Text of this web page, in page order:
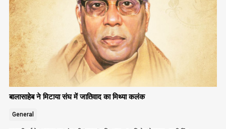
बालासाहेब ने मिटाया संघ में जातिवाद का मिथ्या कलंक
General